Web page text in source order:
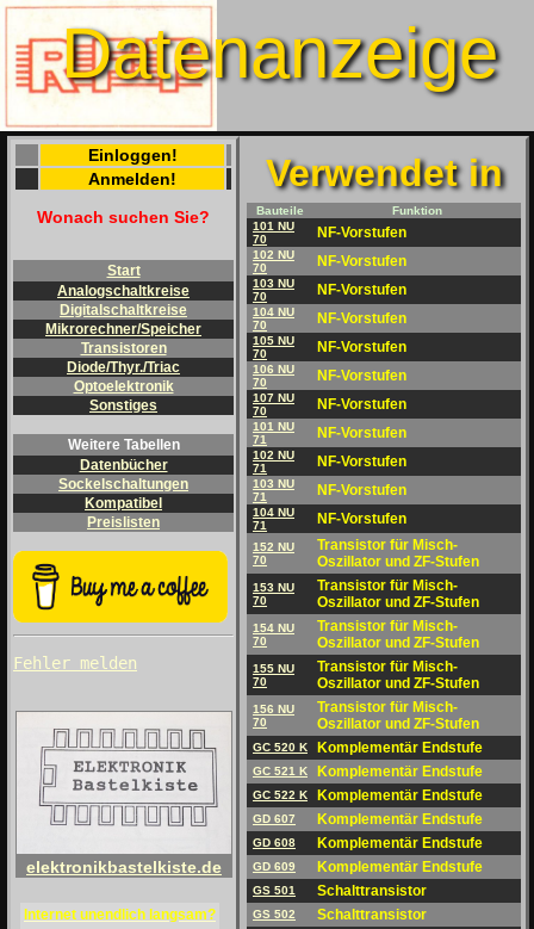
Datenanzeige
Einloggen!
Anmelden!
Wonach suchen Sie?
Start
Analogschaltkreise
Digitalschaltkreise
Mikrorechner/Speicher
Transistoren
Diode/Thyr./Triac
Optoelektronik
Sonstiges
Weitere Tabellen
Datenbücher
Sockelschaltungen
Kompatibel
Preislisten
Fehler melden
elektronikbastelkiste.de
Internet unendlich langsam?
Verwendet in
Bauteile
Funktion
101 NU
70
NF-Vorstufen
102 NU
70
NF-Vorstufen
103 NU
70
NF-Vorstufen
104 NU
70
NF-Vorstufen
105 NU
70
NF-Vorstufen
106 NU
70
NF-Vorstufen
107 NU
70
NF-Vorstufen
101 NU
71
NF-Vorstufen
102 NU
71
NF-Vorstufen
103 NU
71
NF-Vorstufen
104 NU
71
NF-Vorstufen
152 NU
70
Transistor für Misch-
Oszillator und ZF-Stufen
153 NU
70
Transistor für Misch-
Oszillator und ZF-Stufen
154 NU
70
Transistor für Misch-
Oszillator und ZF-Stufen
155 NU
70
Transistor für Misch-
Oszillator und ZF-Stufen
156 NU
70
Transistor für Misch-
Oszillator und ZF-Stufen
GC 520 K Komplementär Endstufe
GC 521 K Komplementär Endstufe
GC 522 K Komplementär Endstufe
GD 607 Komplementär Endstufe
GD 608 Komplementär Endstufe
GD 609 Komplementär Endstufe
GS 501 Schalttransistor
GS 502 Schalttransistor